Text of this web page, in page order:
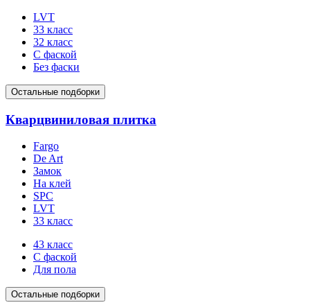
LVT
33 класс
32 класс
С фаской
Без фаски
Остальные подборки
Кварцвиниловая плитка
Fargo
De Art
Замок
На клей
SPC
LVT
33 класс
43 класс
С фаской
Для пола
Остальные подборки